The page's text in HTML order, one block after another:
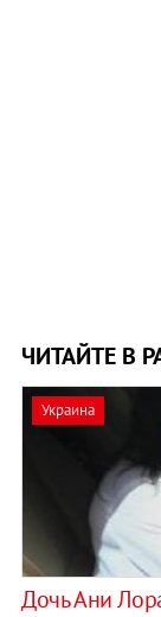
ЧИТАЙТЕ В
Украина
Дочь Ани